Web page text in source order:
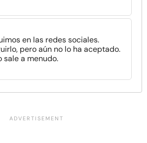
en las redes sociales.
pero aún no lo ha aceptado.
sale a menudo.